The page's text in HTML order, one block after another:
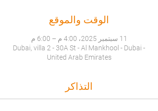
الوقت والموقع
11 سبتمبر 2025، 4:00 م – 6:00 م
Dubai, villa 2 - 30A St - Al Mankhool - Dubai -
United Arab Emirates
التذاكر